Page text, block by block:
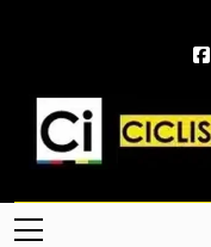
Web Dedicada Al
Crónicas, Previas Y